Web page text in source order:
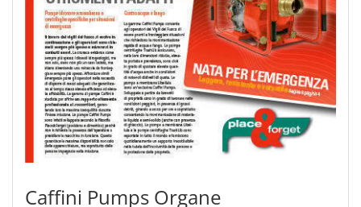
Caffini Pumps Organe